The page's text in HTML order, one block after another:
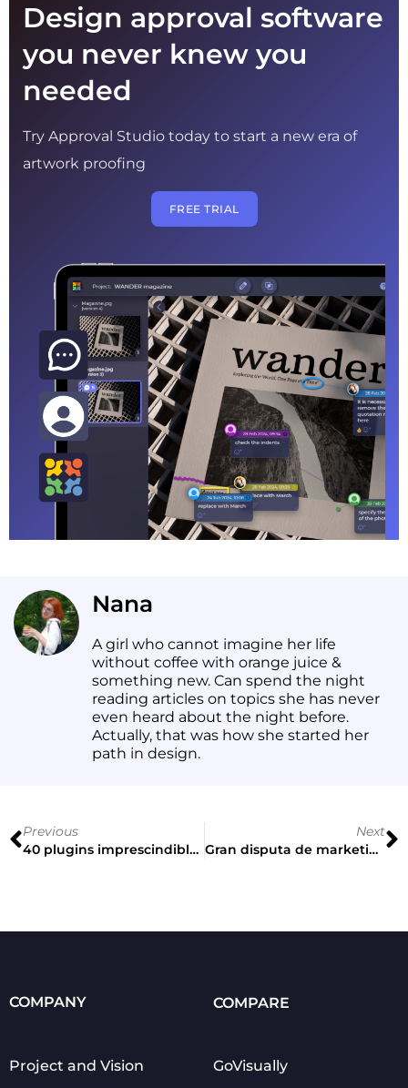
Design approval software
you never knew you
needed
Try Approval Studio today to start a new era of
artwork proofing
FREE TRIAL
Nana
A girl who cannot imagine her life
without coffee with orange juice &
something new. Can spend the night
reading articles on topics she has never
even heard about the night before.
Actually, that was how she started her
path in design.
Previous
40 plugins imprescindibles para una mejor experiencia con Figma
Next
Gran disputa de marketing entre Samsung y Apple
COMPANY
Project and Vision
COMPARE
GoVisually